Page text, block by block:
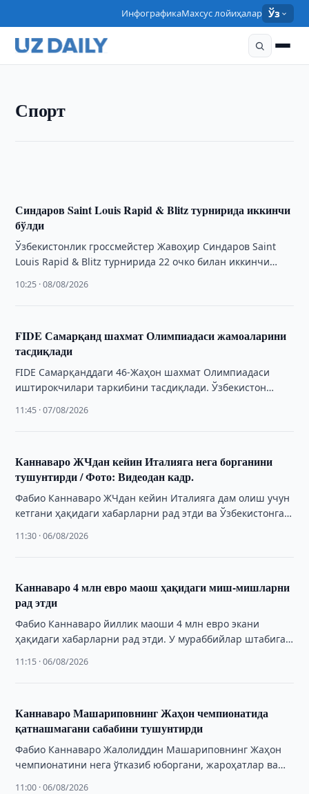
ИнфографикаМахсус лойиҳалар Ўз
Спорт
Ўзбекистонлик ёш оғир атлетикачи Осиё
чемпионатида бронза олди
Синдаров Saint Louis Rapid & Blitz турнирида иккинчи
бўлди
Ўзбекистонлик гроссмейстер Жавоҳир Синдаров Saint
Louis Rapid & Blitz турнирида 22 очко билан иккинчи
10:25 · 08/08/2026
FIDE Самарқанд шахмат Олимпиадаси жамоаларини
тасдиқлади
FIDE Самарқанддаги 46-Жаҳон шахмат Олимпиадаси
иштирокчилари таркибини тасдиқлади. Ўзбекистон
11:45 · 07/08/2026
Каннаваро ЖЧдан кейин Италияга нега борганини
тушунтирди / Фото: Видеодан кадр.
Фабио Каннаваро ЖЧдан кейин Италияга дам олиш учун
кетгани ҳақидаги хабарларни рад этди ва Ўзбекистонга
11:30 · 06/08/2026
Каннаваро 4 млн евро маош ҳақидаги миш-мишларни
рад этди
Фабио Каннаваро йиллик маоши 4 млн евро экани
ҳақидаги хабарларни рад этди. У мураббийлар штабига
11:15 · 06/08/2026
Каннаваро Машариповнинг Жаҳон чемпионатида
қатнашмагани сабабини тушунтирди
Фабио Каннаваро Жалолиддин Машариповнинг Жаҳон
чемпионатини нега ўтказиб юборгани, жароҳатлар ва
11:00 · 06/08/2026